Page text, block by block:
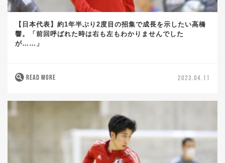
【日本代表】約1年半ぶり2度目の招集で成長を示したい高橋
響。「前回呼ばれた時は右も左もわかりませんでした
が……」
READ MORE 2023.04.11